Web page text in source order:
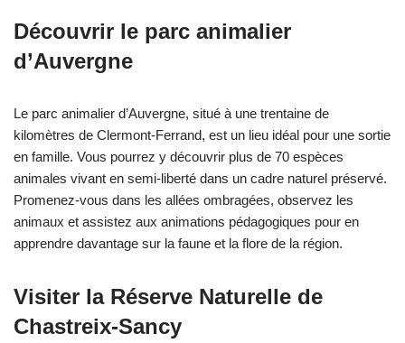
Découvrir le parc animalier
d’Auvergne
Le parc animalier d’Auvergne, situé à une trentaine de
kilomètres de Clermont-Ferrand, est un lieu idéal pour une sortie
en famille. Vous pourrez y découvrir plus de 70 espèces
animales vivant en semi-liberté dans un cadre naturel préservé.
Promenez-vous dans les allées ombragées, observez les
animaux et assistez aux animations pédagogiques pour en
apprendre davantage sur la faune et la flore de la région.
Visiter la Réserve Naturelle de
Chastreix-Sancy